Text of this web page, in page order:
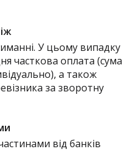
У цьому випадку
часткова оплата (сума
а також
за зворотну
від банків